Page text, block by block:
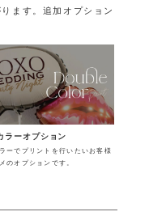
ます。追加オプション
ラーオプション
ーでプリントを行いたいお客様
のオプションです。